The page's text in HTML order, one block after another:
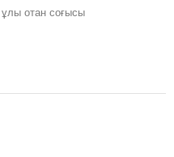
ұлы отан соғысы